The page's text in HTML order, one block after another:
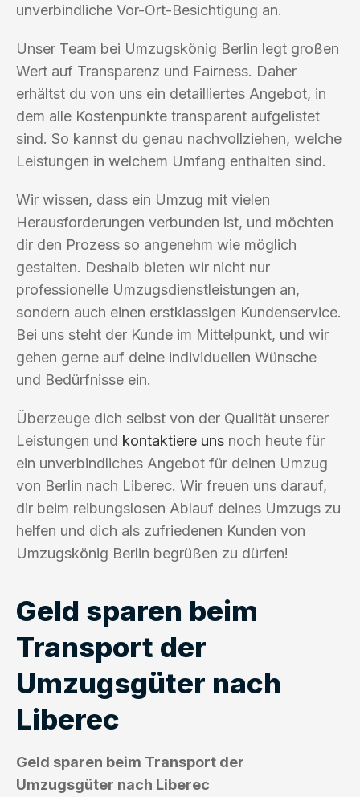
unverbindliche Vor-Ort-Besichtigung an.
Unser Team bei Umzugskönig Berlin legt großen
Wert auf Transparenz und Fairness. Daher
erhältst du von uns ein detailliertes Angebot, in
dem alle Kostenpunkte transparent aufgelistet
sind. So kannst du genau nachvollziehen, welche
Leistungen in welchem Umfang enthalten sind.
Wir wissen, dass ein Umzug mit vielen
Herausforderungen verbunden ist, und möchten
dir den Prozess so angenehm wie möglich
gestalten. Deshalb bieten wir nicht nur
professionelle Umzugsdienstleistungen an,
sondern auch einen erstklassigen Kundenservice.
Bei uns steht der Kunde im Mittelpunkt, und wir
gehen gerne auf deine individuellen Wünsche
und Bedürfnisse ein.
Überzeuge dich selbst von der Qualität unserer
Leistungen und kontaktiere uns noch heute für
ein unverbindliches Angebot für deinen Umzug
von Berlin nach Liberec. Wir freuen uns darauf,
dir beim reibungslosen Ablauf deines Umzugs zu
helfen und dich als zufriedenen Kunden von
Umzugskönig Berlin begrüßen zu dürfen!
Geld sparen beim
Transport der
Umzugsgüter nach
Liberec
Geld sparen beim Transport der
Umzugsgüter nach Liberec